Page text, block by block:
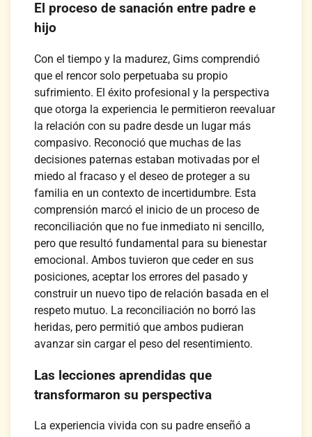
El proceso de sanación entre padre e
hijo
Con el tiempo y la madurez, Gims comprendió
que el rencor solo perpetuaba su propio
sufrimiento. El éxito profesional y la perspectiva
que otorga la experiencia le permitieron reevaluar
la relación con su padre desde un lugar más
compasivo. Reconoció que muchas de las
decisiones paternas estaban motivadas por el
miedo al fracaso y el deseo de proteger a su
familia en un contexto de incertidumbre. Esta
comprensión marcó el inicio de un proceso de
reconciliación que no fue inmediato ni sencillo,
pero que resultó fundamental para su bienestar
emocional. Ambos tuvieron que ceder en sus
posiciones, aceptar los errores del pasado y
construir un nuevo tipo de relación basada en el
respeto mutuo. La reconciliación no borró las
heridas, pero permitió que ambos pudieran
avanzar sin cargar el peso del resentimiento.
Las lecciones aprendidas que
transformaron su perspectiva
La experiencia vivida con su padre enseñó a